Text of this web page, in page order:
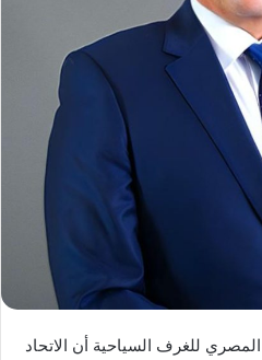
للغرف السياحية أن الاتحاد